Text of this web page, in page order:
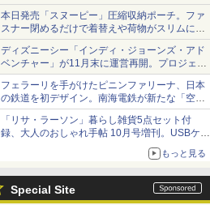
ザイン
本日発売「スヌーピー」圧縮収納ポーチ。ファ
スナー閉めるだけで着替えや荷物がスリムにま
とまる
ディズニーシー「インディ・ジョーンズ・アド
ベンチャー」が11月末に運営再開。プロジェク
ションマッピングを追加、DPAは1500円
フェラーリを手がけたピニンファリーナ、日本
の鉄道を初デザイン。南海電鉄が新たな「空港
特急」をなにわ筋線へ導入
「リサ・ラーソン」暮らし雑貨5点セット付
録、大人のおしゃれ手帖 10月号増刊。USBケー
もっと見る
Special Site